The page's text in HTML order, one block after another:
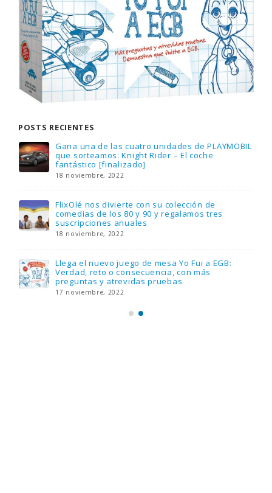
POSTS RECIENTES
Gana una de las cuatro unidades de PLAYMOBIL
que sorteamos: Knight Rider – El coche
fantástico [finalizado]
18 noviembre, 2022
FlixOlé nos divierte con su colección de
comedias de los 80 y 90 y regalamos tres
suscripciones anuales
18 noviembre, 2022
Llega el nuevo juego de mesa Yo Fui a EGB:
Verdad, reto o consecuencia, con más
preguntas y atrevidas pruebas
17 noviembre, 2022